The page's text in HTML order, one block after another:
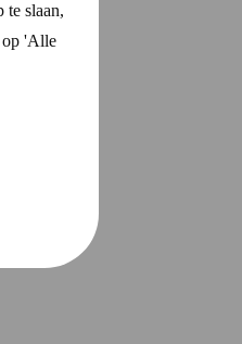
te slaan,
op 'Alle